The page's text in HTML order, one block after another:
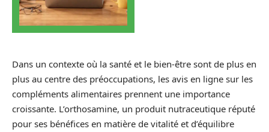
Dans un contexte où la santé et le bien-être sont de plus en
plus au centre des préoccupations, les avis en ligne sur les
compléments alimentaires prennent une importance
croissante. L’orthosamine, un produit nutraceutique réputé
pour ses bénéfices en matière de vitalité et d’équilibre